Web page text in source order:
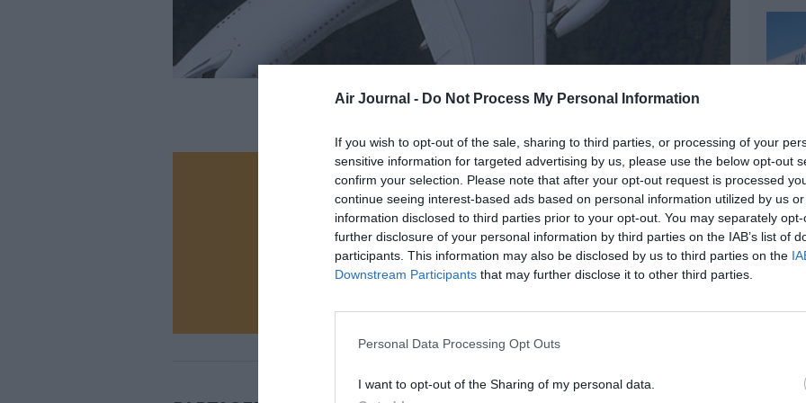
Air Journal - Do Not Process My Personal Information
If you wish to opt-out of the sale, sharing to third parties, or processing of your
sensitive information for targeted advertising by us, please use the below opt-out
confirm your selection. Please note that after your opt-out request is processed
continue seeing interest-based ads based on personal information utilized by us
information disclosed to third parties prior to your opt-out. You may separately
further disclosure of your personal information by third parties on the IAB’s list of
participants. This information may also be disclosed by us to third parties on the
Downstream Participants that may further disclose it to other third parties.
Personal Data Processing Opt Outs
I want to opt-out of the Sharing of my personal data.
Vous avez apprécié l’article ?
Soutenez-nous, faites un don !
NOUS SOUTENIR